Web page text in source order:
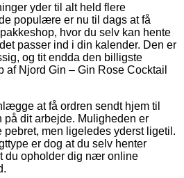
yder til alt held flere
populære er nu til dags at få
hvor du selv kan hente
passer ind i din kalender. Den er
og tit endda den billigste
af Njord Gin – Gin Rose Cocktail
at få ordren sendt hjem til
dit arbejde. Muligheden er
pebret, men ligeledes yderst ligetil.
er dog at du selv henter
du opholder dig nær online